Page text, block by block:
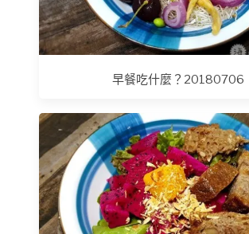
早餐吃什麼？20180706